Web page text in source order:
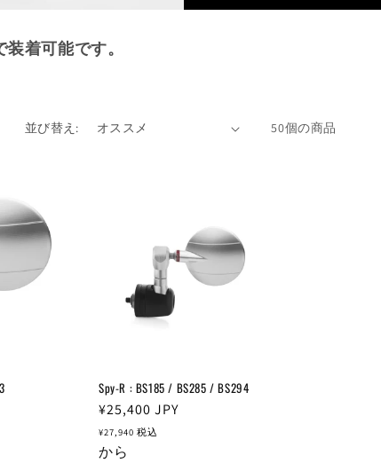
着可能です。
並び替え: 50個の商品
Spy-R : BS185 / BS285 / BS294
通
常
価
¥25,400 JPY
¥27,940 税込
から